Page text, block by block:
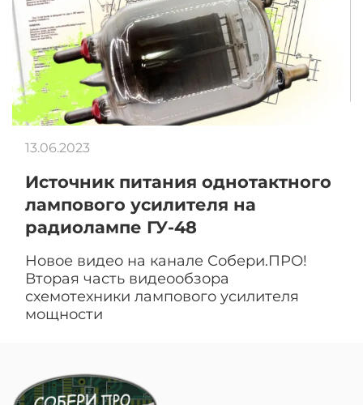
Источник питания однотактного
лампового усилителя на
радиолампе ГУ-48
Новое видео на канале Собери.ПРО!
Вторая часть видеообзора
схемотехники лампового усилителя
мощности
13.06.2023